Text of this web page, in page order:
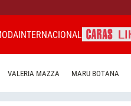
INTERNACIONAL
VALERIA MAZZA MARU BOTANA